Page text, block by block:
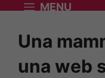
MENU
Una
una web